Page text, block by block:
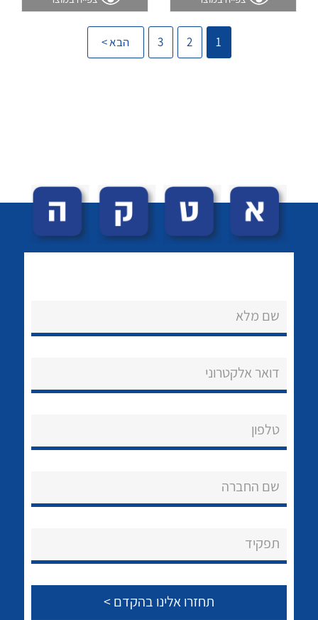
הצוות שלנו
שאלות ותשובות
לכל מוצרי היצרן לכל מוצרי היצרן
לכל מוצרי היצרן לכל מוצרי היצרן
לכל מוצרי היצרן
1
2
3 הבא >
שם מלא
דואר אלקטרוני
טלפון
שם החברה
תפקיד